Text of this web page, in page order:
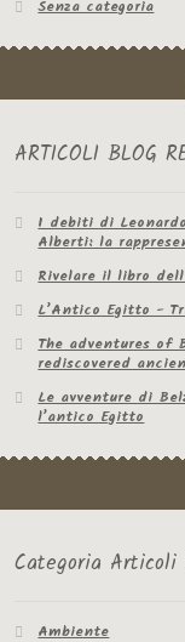
Senza categoria
ARTICOLI BLOG
I debiti di
Alberti: la
Rivelare il libro
L’Antico Egitto -
The adventures of
rediscovered
Le avventure di
l’antico Egitto
Categoria Articoli
Ambiente